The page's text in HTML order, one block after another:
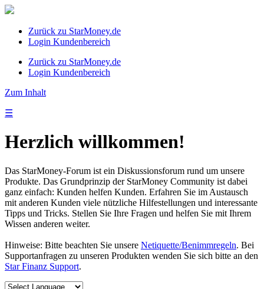
Zurück zu StarMoney.de
Login Kundenbereich
Zurück zu StarMoney.de
Login Kundenbereich
Zum Inhalt
☰
Herzlich willkommen!
Das StarMoney-Forum ist ein Diskussionsforum rund um unsere
Produkte. Das Grundprinzip der StarMoney Community ist dabei
ganz einfach: Kunden helfen Kunden. Erfahren Sie im Austausch
mit anderen Kunden viele nützliche Hilfestellungen und interessante
Tipps und Tricks. Stellen Sie Ihre Fragen und helfen Sie mit Ihrem
Wissen anderen weiter.
Hinweise: Bitte beachten Sie unsere Netiquette/Benimmregeln. Bei
Supportanfragen zu unseren Produkten wenden Sie sich bitte an den
Star Finanz Support.